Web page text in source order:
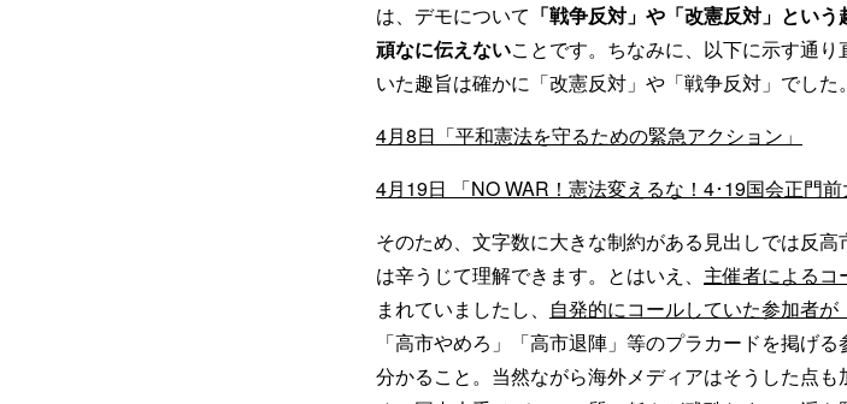
は、デモについて 「戦争反対」や「改憲反対」とい
頑なに伝えないことです。ちなみに、以下に示す通
いた趣旨は確かに「改憲反対」や「戦争反対」でした。
4月8日「平和憲法を守るための緊急アクション」
4月19日 「NO WAR！憲法変えるな！4･19国会正門前
そのため、文字数に大きな制約がある見出しでは反
は辛うじて理解できます。とはいえ、 主催者によるコ
まれていましたし、 自発的にコールしていた参加者
「高市やめろ」「高市退陣」等のプラカードを掲げ
分かること。当然ながら海外メディアはそうした点も